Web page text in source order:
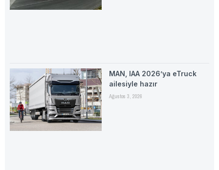
MAN, IAA 2026’ya eTruck
ailesiyle hazır
Ağustos 3, 2026